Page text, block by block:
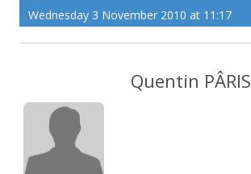
Wednesday 3 November 2010 at 11:17
Quentin PÂRIS